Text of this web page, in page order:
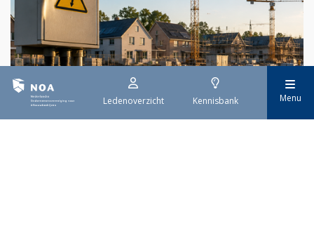
Ledenoverzicht Kennisbank Menu
29 juli 2026